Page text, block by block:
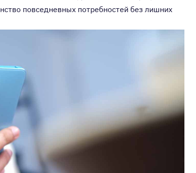
повседневных потребностей без лишних